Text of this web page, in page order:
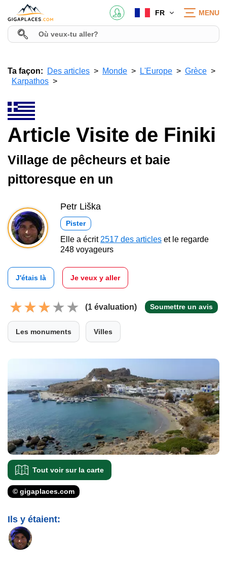
FR MENU
Ta façon: Des articles Monde L'Europe
Grèce
Karpathos
Article Visite de Finiki
Village de pêcheurs et baie
pittoresque en un
Petr Liška
Pister
Elle a écrit 2517 des articles et le regarde
248 voyageurs
J'étais là Je veux y aller
(1 évaluation) Soumettre un avis
Les monuments Villes
Tout voir sur la carte
© gigaplaces.com
Ils y étaient: